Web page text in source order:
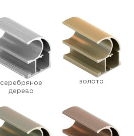
серебряное
дерево
золото